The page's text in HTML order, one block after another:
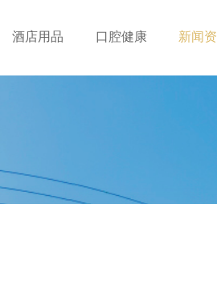
酒店用品 口腔健康 新闻